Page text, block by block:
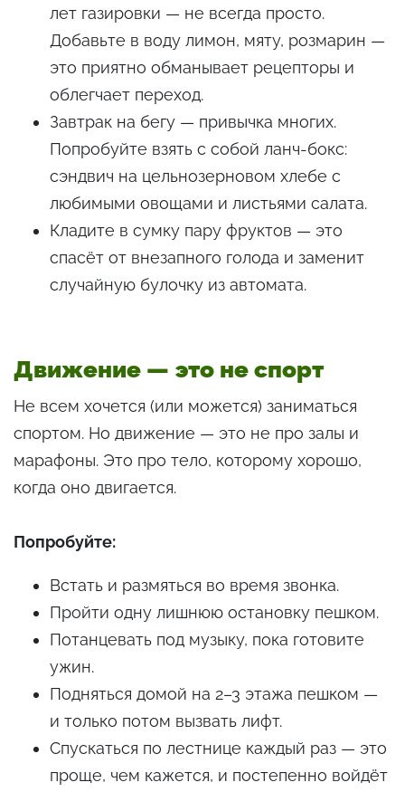
лет газировки — не всегда просто.
Добавьте в воду лимон, мяту, розмарин —
это приятно обманывает рецепторы и
облегчает переход.
Завтрак на бегу — привычка многих.
Попробуйте взять с собой ланч-бокс:
сэндвич на цельнозерновом хлебе с
любимыми овощами и листьями салата.
Кладите в сумку пару фруктов — это
спасёт от внезапного голода и заменит
случайную булочку из автомата.
Движение — это не спорт
Не всем хочется (или можется) заниматься
спортом. Но движение — это не про залы и
марафоны. Это про тело, которому хорошо,
когда оно двигается.
Попробуйте:
Встать и размяться во время звонка.
Пройти одну лишнюю остановку пешком.
Потанцевать под музыку, пока готовите
ужин.
Подняться домой на 2–3 этажа пешком —
и только потом вызвать лифт.
Спускаться по лестнице каждый раз — это
проще, чем кажется, и постепенно войдёт